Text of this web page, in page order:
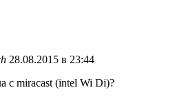
28.08.2015 в 23:44
с miracast (intel Wi Di)?